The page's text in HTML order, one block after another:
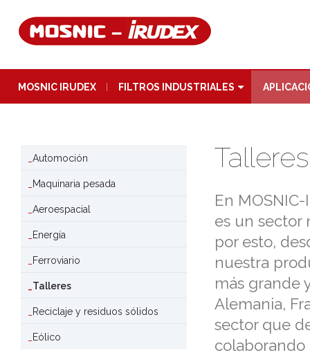
MOSNIC IRUDEX FILTROS INDUSTRIALES
Automoción
Maquinaria pesada
Aeroespacial
Energía
Ferroviario
Talleres
Reciclaje y residuos sólidos
Eólico
Talleres
En
es un sector
por esto,
nuestra
más grande
Alemania,
sector que
colaborando